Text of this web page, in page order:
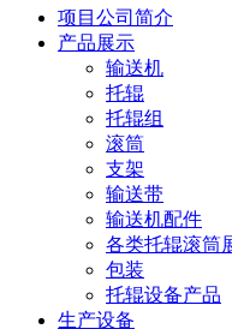
项目公司简介
产品展示
输送机
托辊
托辊组
滚筒
支架
输送带
输送机配件
各类托辊滚筒
包装
托辊设备产品
生产设备